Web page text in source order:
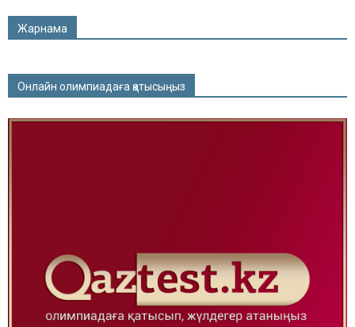
Жарнама
Онлайн олимпиадаға қатысыңыз